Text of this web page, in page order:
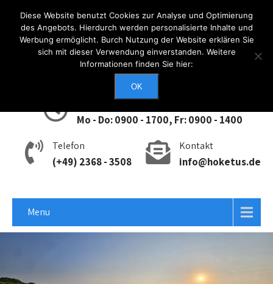
Erreichbarkeit
Mo - Do: 0900 - 1700, Fr: 0900 - 1400
Telefon
(+49) 2368 - 3508
Kontakt
info@hoketus.de
Menu
Anmelden
Diese Website benutzt Cookies zur Analyse und Optimierung
des Angebots. Hierdurch werden personalisierte Inhalte und
Werbung ermöglicht. Burch Nutzung der Website erklären Sie
sich mit dieser Verwendung einverstanden. Weitere
Informationen finden Sie hier:
OK